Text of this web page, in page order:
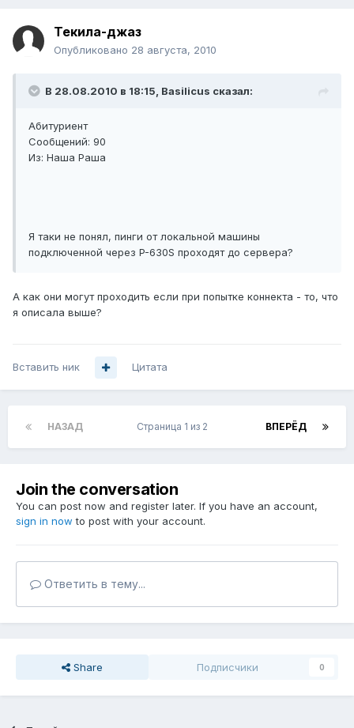
Текила-джаз
Опубликовано 28 августа, 2010
В 28.08.2010 в 18:15, Basilicus сказал:
Абитуриент
Сообщений: 90
Из: Наша Раша
Я таки не понял, пинги от локальной машины
подключенной через P-630S проходят до сервера?
А как они могут проходить если при попытке коннекта - то, что
я описала выше?
Вставить ник Цитата
НАЗАД ВПЕРЁД
Страница 1 из 2
Join the conversation
You can post now and register later. If you have an account,
sign in now to post with your account.
Ответить в тему...
Share Подписчики 0